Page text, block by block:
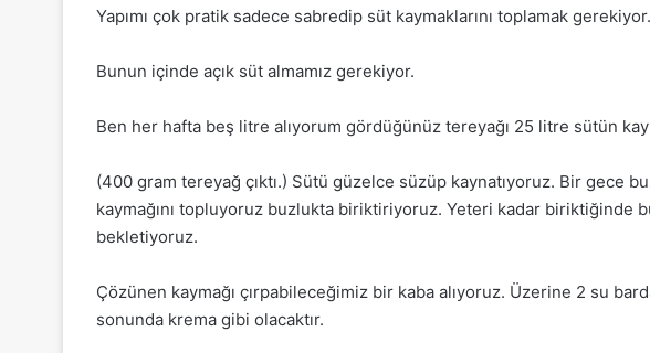
Yapımı çok pratik sadece sabredip süt kaymaklarını toplamak gerekiyor.
Bunun içinde açık süt almamız gerekiyor.
Ben her hafta beş litre alıyorum gördüğünüz tereyağı 25 litre sütün
(400 gram tereyağ çıktı.) Sütü güzelce süzüp kaynatıyoruz. Bir gece
kaymağını topluyoruz buzlukta biriktiriyoruz. Yeteri kadar biriktiğinde
bekletiyoruz.
Çözünen kaymağı çırpabileceğimiz bir kaba alıyoruz. Üzerine 2 su
sonunda krema gibi olacaktır.